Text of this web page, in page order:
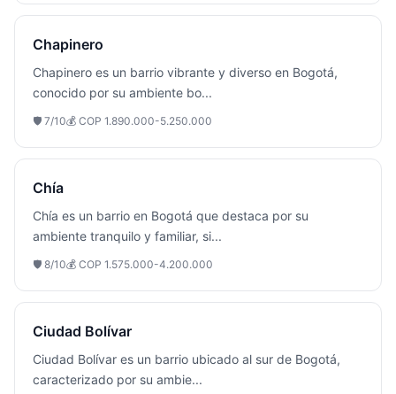
Chapinero
Chapinero es un barrio vibrante y diverso en Bogotá,
conocido por su ambiente bo...
🛡️ 7/10💰 COP 1.890.000-5.250.000
Chía
Chía es un barrio en Bogotá que destaca por su
ambiente tranquilo y familiar, si...
🛡️ 8/10💰 COP 1.575.000-4.200.000
Ciudad Bolívar
Ciudad Bolívar es un barrio ubicado al sur de Bogotá,
caracterizado por su ambie...